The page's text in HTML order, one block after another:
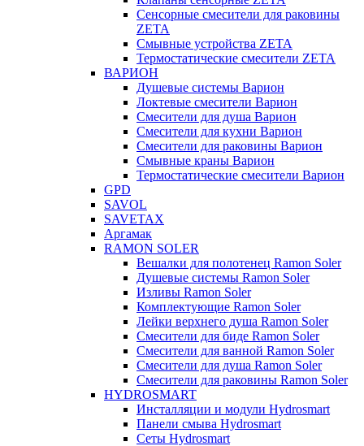
Сенсорные смесители для раковины
ZETA
Смывные устройства ZETA
Термостатические смесители ZETA
ВАРИОН
Душевые системы Варион
Локтевые смесители Варион
Смесители для душа Варион
Смесители для кухни Варион
Смесители для раковины Варион
Смывные краны Варион
Термостатические смесители Варион
GPD
SAVOL
SAVETAX
Аргамак
RAMON SOLER
Вешалки для полотенец Ramon Soler
Душевые системы Ramon Soler
Изливы Ramon Soler
Комплектующие Ramon Soler
Лейки верхнего душа Ramon Soler
Смесители для биде Ramon Soler
Смесители для ванной Ramon Soler
Смесители для душа Ramon Soler
Смесители для раковины Ramon Soler
HYDROSMART
Инсталляции и модули Hydrosmart
Панели смыва Hydrosmart
Сеты Hydrosmart